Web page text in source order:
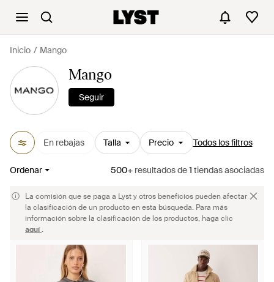
Inicio Mango
Mango
Seguir
En rebajas Talla Precio Todos los filtros
Ordenar 500+ resultadosde1 tiendas asociadas
La comisión que se paga a Lyst y otros beneficios pueden afectar
la clasificación de un producto en esta búsqueda. Para más
información sobre la clasificación de los productos, haga clic
aquí.